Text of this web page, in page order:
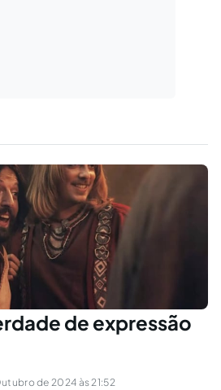
de expressão
de 2024 às 21:52